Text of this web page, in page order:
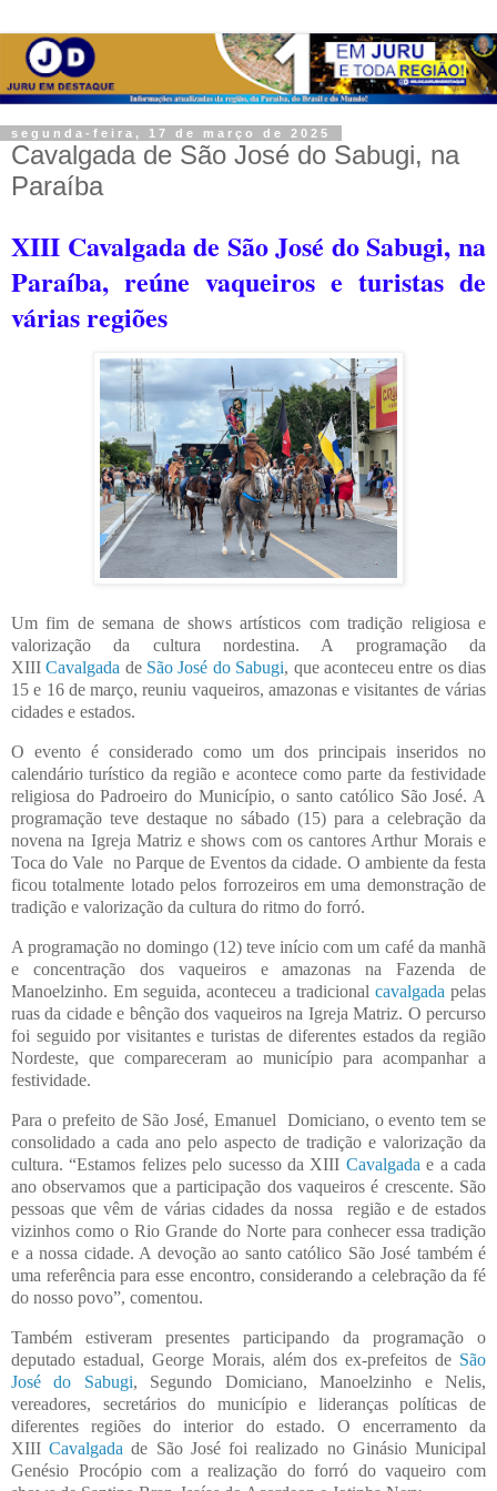
segunda-feira, 17 de março de 2025
Cavalgada de São José do Sabugi, na
Paraíba
XIII Cavalgada de São José do Sabugi, na
Paraíba, reúne vaqueiros e turistas de
várias regiões
Um fim de semana de shows artísticos com tradição religiosa e
valorização da cultura nordestina. A programação da
XIIICavalgada de São José do Sabugi, que aconteceu entre os dias
15 e 16 de março, reuniu vaqueiros, amazonas e visitantes de várias
cidades e estados.
O evento é considerado como um dos principais inseridos no
calendário turístico da região e acontece como parte da festividade
religiosa do Padroeiro do Município, o santo católico São José. A
programação teve destaque no sábado (15) para a celebração da
novena na Igreja Matriz e shows com os cantores Arthur Morais e
Toca do Vale no Parque de Eventos da cidade. O ambiente da festa
ficou totalmente lotado pelos forrozeiros em uma demonstração de
tradição e valorização da cultura do ritmo do forró.
A programação no domingo (12) teve início com um café da manhã
e concentração dos vaqueiros e amazonas na Fazenda de
Manoelzinho. Em seguida, aconteceu a tradicional cavalgada pelas
ruas da cidade e bênção dos vaqueiros na Igreja Matriz. O percurso
foi seguido por visitantes e turistas de diferentes estados da região
Nordeste, que compareceram ao município para acompanhar a
festividade.
Para o prefeito de São José, Emanuel Domiciano, o evento tem se
consolidado a cada ano pelo aspecto de tradição e valorização da
cultura. “Estamos felizes pelo sucesso da XIII Cavalgada e a cada
ano observamos que a participação dos vaqueiros é crescente. São
pessoas que vêm de várias cidades da nossa região e de estados
vizinhos como o Rio Grande do Norte para conhecer essa tradição
e a nossa cidade. A devoção ao santo católico São José também é
uma referência para esse encontro, considerando a celebração da fé
do nosso povo”, comentou.
Também estiveram presentes participando da programação o
deputado estadual, George Morais, além dos ex-prefeitos de São
José do Sabugi, Segundo Domiciano, Manoelzinho e Nelis,
vereadores, secretários do município e lideranças políticas de
diferentes regiões do interior do estado. O encerramento da
XIIICavalgadade São José foi realizado no Ginásio Municipal
Genésio Procópio com a realização do forró do vaqueiro com